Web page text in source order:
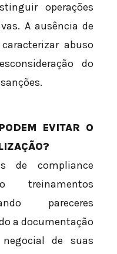
operações
A ausência de
abuso
do
EVITAR O
de compliance
treinamentos
pareceres
a documentação
de suas